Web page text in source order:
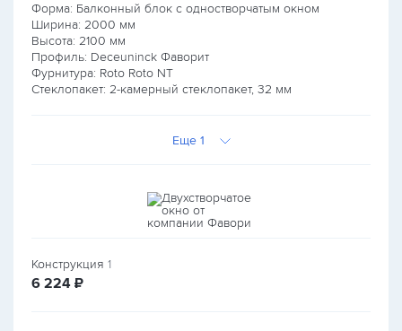
Форма: Балконный блок с одностворчатым окном
Ширина: 2000 мм
Высота: 2100 мм
Профиль: Deceuninck Фаворит
Фурнитура: Roto Roto NT
Стеклопакет: 2-камерный стеклопакет, 32 мм
Еще 1
Конструкция 1
6 224 руб.
₽